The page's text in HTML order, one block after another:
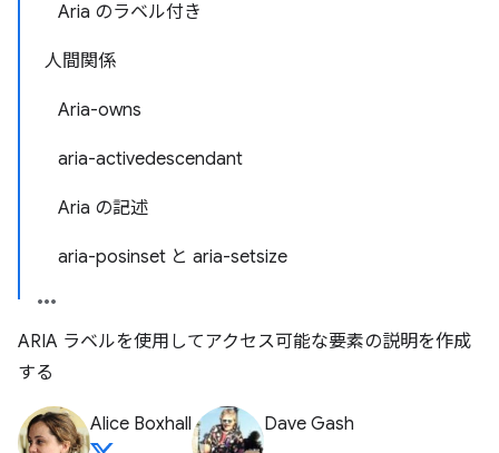
Aria のラベル付き
人間関係
Aria-owns
aria-activedescendant
Aria の記述
aria-posinset と aria-setsize
ARIA ラベルを使用してアクセス可能な要素の説明を作成
する
Alice Boxhall Dave Gash